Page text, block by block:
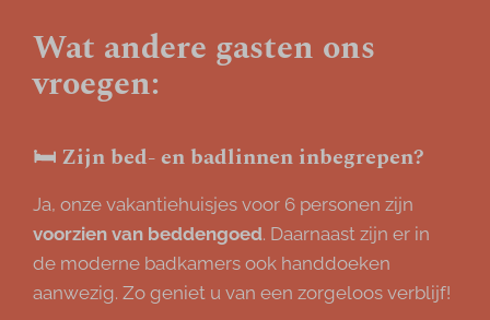
Wat andere gasten ons
vroegen:
🛏️ Zijn bed- en badlinnen inbegrepen?
Ja, onze vakantiehuisjes voor 6 personen zijn
voorzien van beddengoed. Daarnaast zijn er in
de moderne badkamers ook handdoeken
aanwezig. Zo geniet u van een zorgeloos verblijf!